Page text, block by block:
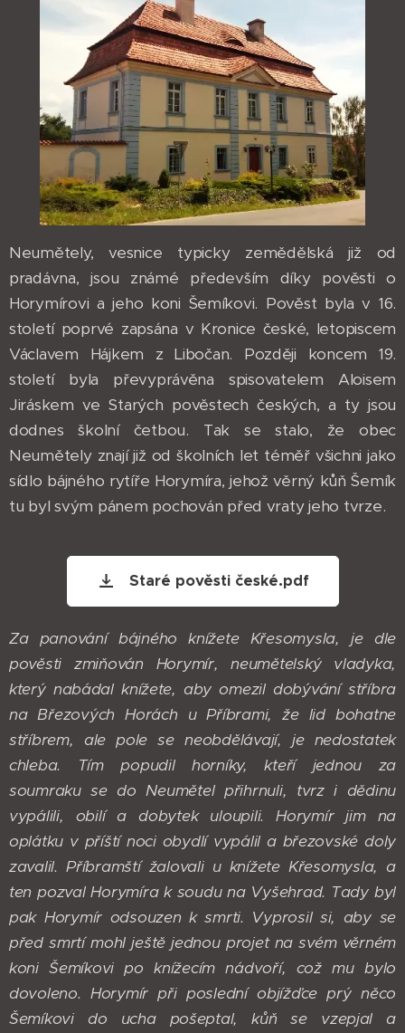
Neumětely, vesnice typicky zemědělská již od
pradávna, jsou známé především díky pověsti o
Horymírovi a jeho koni Šemíkovi. Pověst byla v 16.
století poprvé zapsána v Kronice české, letopiscem
Václavem Hájkem z Libočan. Později koncem 19.
století byla převyprávěna spisovatelem Aloisem
Jiráskem ve Starých pověstech českých, a ty jsou
dodnes školní četbou. Tak se stalo, že obec
Neumětely znají již od školních let téměř všichni jako
sídlo bájného rytíře Horymíra, jehož věrný kůň Šemík
tu byl svým pánem pochován před vraty jeho tvrze.
Staré pověsti české.pdf
Za panování bájného knížete Křesomysla, je dle
pověsti zmiňován Horymír, neumětelský vladyka,
který nabádal knížete, aby omezil dobývání stříbra
na Březových Horách u Příbrami, že lid bohatne
stříbrem, ale pole se neobdělávají, je nedostatek
chleba. Tím popudil horníky, kteří jednou za
soumraku se do Neumětel přihrnuli, tvrz i dědinu
vypálili, obilí a dobytek uloupili. Horymír jim na
oplátku v příští noci obydlí vypálil a březovské doly
zavalil. Příbramští žalovali u knížete Křesomysla, a
ten pozval Horymíra k soudu na Vyšehrad. Tady byl
pak Horymír odsouzen k smrti. Vyprosil si, aby se
před smrtí mohl ještě jednou projet na svém věrném
koni Šemíkovi po knížecím nádvoří, což mu bylo
dovoleno. Horymír při poslední objížďce prý něco
Šemíkovi do ucha pošeptal, kůň se vzepjal a